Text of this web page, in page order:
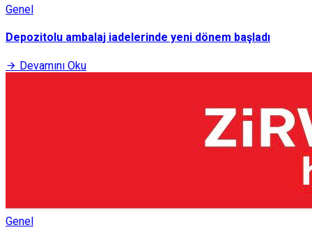
Genel
Depozitolu ambalaj iadelerinde yeni dönem başladı
Devamını Oku
Genel